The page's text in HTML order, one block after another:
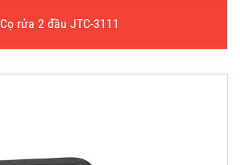
Cọ rửa 2 đầu JTC-3111